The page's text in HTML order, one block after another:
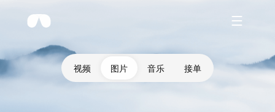
视频 图片 音乐 接单